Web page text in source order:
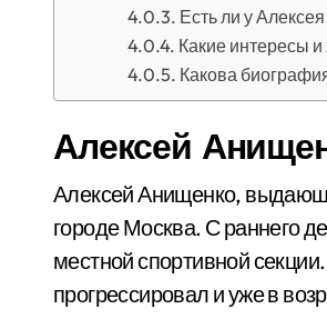
Есть ли у
Какие интересы
Какова
Алексей
Алексей Анищенко,
городе Москва. С раннего
местной спортивной
прогрессировал и уже в